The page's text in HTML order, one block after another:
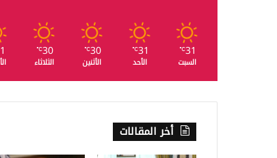
31
℃
السبت
31
℃
الأحد
30
℃
الأثنين
30
℃
الثلاثاء
أخر المقالات